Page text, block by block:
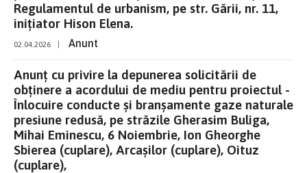
Regulamentul de urbanism, pe str. Gării, nr. 11,
inițiator Hison Elena.
02.04.2026 Anunt
Anunț cu privire la depunerea solicitării de
obținere a acordului de mediu pentru proiectul -
Înlocuire conducte și branșamente gaze naturale
presiune redusă, pe străzile Gherasim Buliga,
Mihai Eminescu, 6 Noiembrie, Ion Gheorghe
Sbierea (cuplare), Arcașilor (cuplare), Oituz
(cuplare),